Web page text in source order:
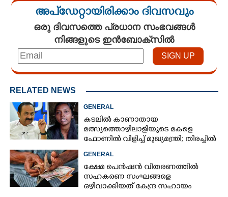
അപ്ഡേറ്റായിരിക്കാം ദിവസവും
ഒരു ദിവസത്തെ പ്രധാന സംഭവങ്ങൾ
നിങ്ങളുടെ ഇൻബോക്സിൽ
RELATED NEWS
GENERAL
കടലിൽ കാണാതായ
മത്സ്യത്തൊഴിലാളിയുടെ മകളെ
ഫോണിൽ വിളിച്ച് മുഖ്യമന്ത്രി; തിരച്ചിൽ
GENERAL
ക്ഷേമ പെൻഷൻ വിതരണത്തിൽ
സഹകരണ സംഘങ്ങളെ
ഒഴിവാക്കിയത് കേന്ദ്ര സഹായം